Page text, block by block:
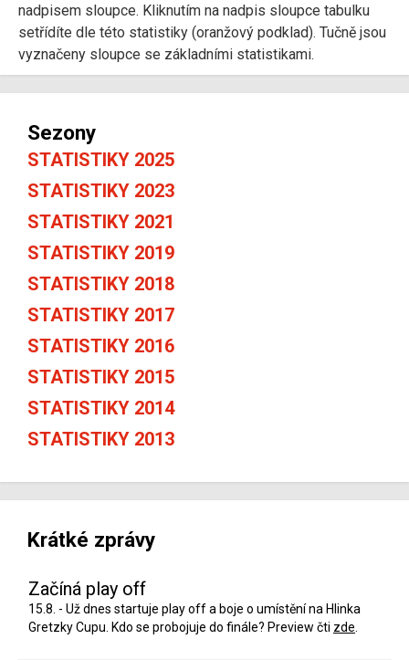
nadpisem sloupce. Kliknutím na nadpis sloupce tabulku
setřídíte dle této statistiky (oranžový podklad). Tučně jsou
vyznačeny sloupce se základními statistikami.
Sezony
STATISTIKY 2025
STATISTIKY 2023
STATISTIKY 2021
STATISTIKY 2019
STATISTIKY 2018
STATISTIKY 2017
STATISTIKY 2016
STATISTIKY 2015
STATISTIKY 2014
STATISTIKY 2013
Krátké zprávy
Začíná play off
15.8. - Už dnes startuje play off a boje o umístění na Hlinka
Gretzky Cupu. Kdo se probojuje do finále? Preview čti zde